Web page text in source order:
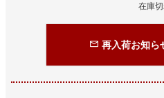
在庫
再入荷お知ら